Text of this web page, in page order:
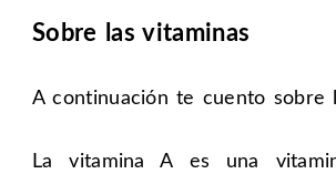
Sobre las vitaminas
A continuación te cuento sobre
La vitamina A es una